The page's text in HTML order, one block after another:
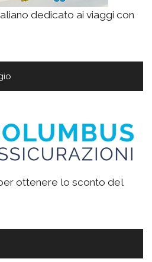
dedicato ai viaggi con
ottenere lo sconto del